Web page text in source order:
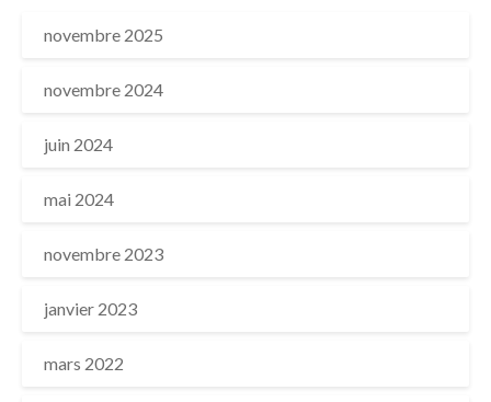
novembre 2025
novembre 2024
juin 2024
mai 2024
novembre 2023
janvier 2023
mars 2022